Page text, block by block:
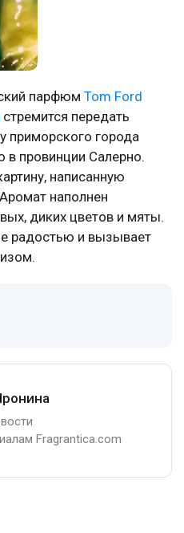
парфюм Tom Ford
стремится передать
приморского города
провинции Салерно.
написанную
наполнен
диких цветов и мяты.
радостью и вызывает
Fragrantica.com